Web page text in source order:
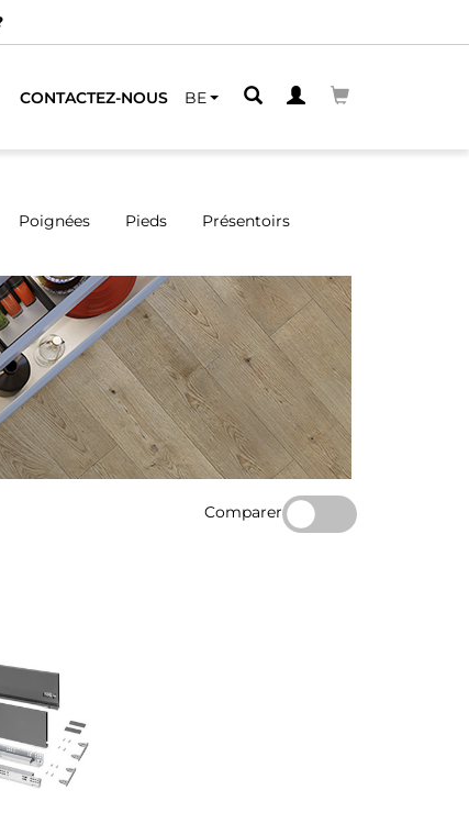
CONTACTEZ-NOUS BE
Poignées Pieds Présentoirs
Comparer